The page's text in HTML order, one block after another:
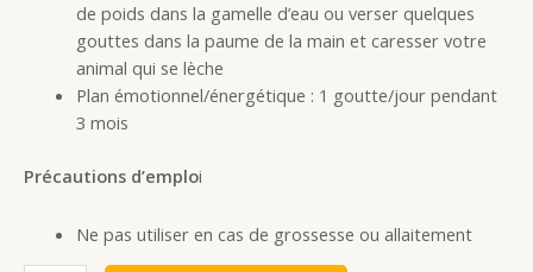
de poids dans la gamelle d’eau ou verser quelques
gouttes dans la paume de la main et caresser votre
animal qui se lèche
Plan émotionnel/énergétique : 1 goutte/jour pendant
3 mois
Précautions d’emploi
Ne pas utiliser en cas de grossesse ou allaitement